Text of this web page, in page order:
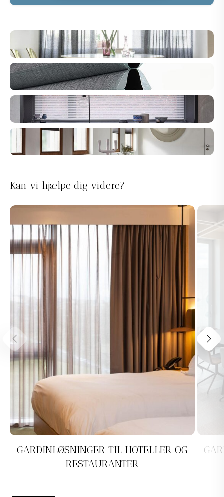
Kan vi hjælpe dig videre?
GARDINLØSNINGER TIL HOTELLER OG
RESTAURANTER